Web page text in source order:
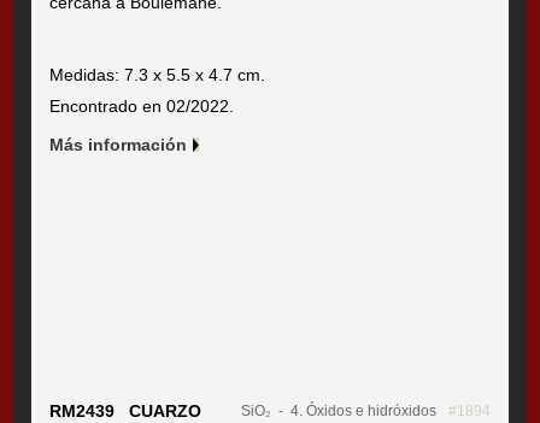
Medidas: 7.3 x 5.5 x 4.7 cm.
Encontrado en 02/2022.
Más información
RM2439 CUARZO SiO₂ - 4. Óxidos e hidróxidos
#1894